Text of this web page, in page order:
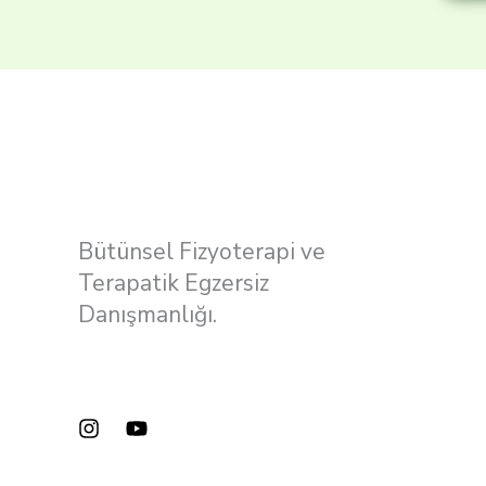
Bütünsel Fizyoterapi ve
Terapatik Egzersiz
Danışmanlığı.